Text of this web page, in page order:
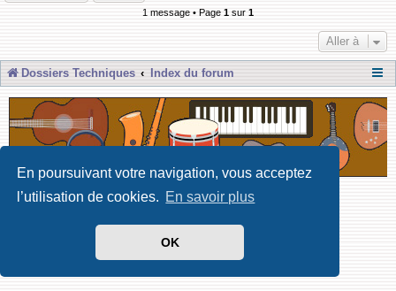
En poursuivant votre navigation, vous acceptez
l’utilisation de cookies. En savoir plus
OK
1 message • Page 1 sur 1
Aller à
Dossiers Techniques Index du forum
Développé par Forum Software © phpBB Limited
Conditions